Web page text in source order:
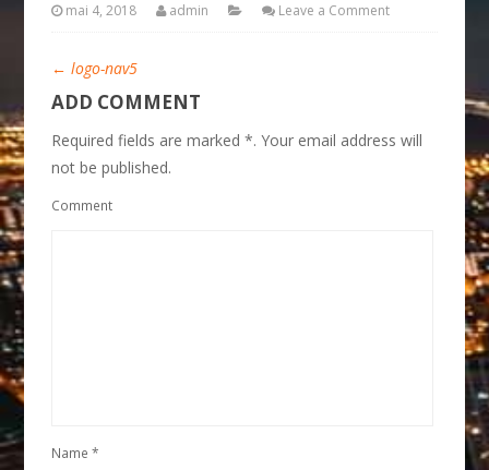
mai 4, 2018 admin Leave a Comment
← logo-nav5
ADD COMMENT
Required fields are marked *. Your email address will
not be published.
Comment
Name*